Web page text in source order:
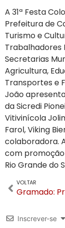
A 31ª Festa
Prefeitura de
Turismo e
Trabalhadores
Secretarias
Agricultura,
Transportes e
João
da Sicredi
Vitivinícola
Farol, Viking
colaboradora.
com promoção
Rio Grande do
VOLTAR
Inscrever-se